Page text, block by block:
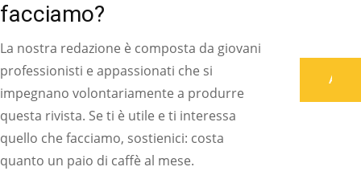
facciamo?
La nostra redazione è composta da giovani
professionisti e appassionati che si
impegnano volontariamente a produrre
questa rivista. Se ti è utile e ti interessa
quello che facciamo, sostienici: costa
quanto un paio di caffè al mese.